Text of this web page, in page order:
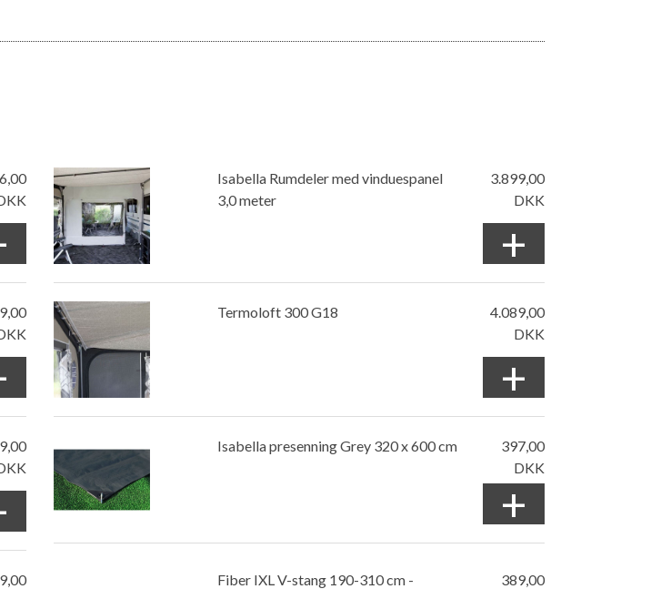
Isabella Rumdeler med vinduespanel
3,0 meter
3.899,00
DKK
+
Termoloft 300 G18
4.089,00
DKK
+
Isabella presenning Grey 320 x 600 cm
397,00
DKK
+
Fiber IXL V-stang 190-310 cm -
389,00